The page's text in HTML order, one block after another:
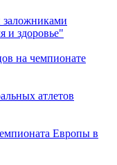
и здоровье"
на чемпионате
атлетов
Европы в